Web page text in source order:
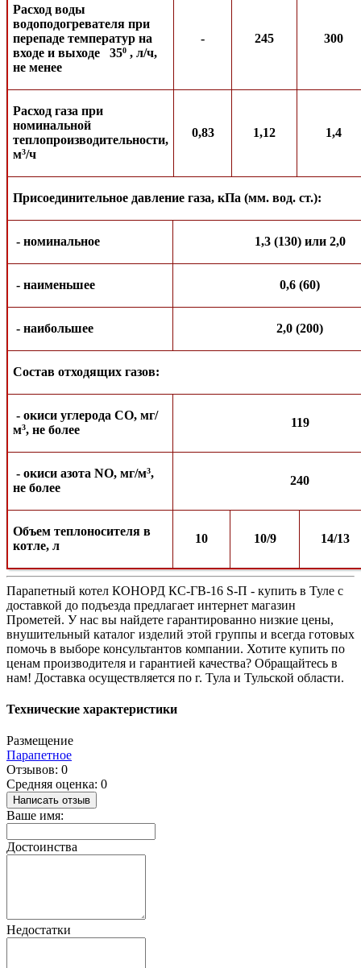
Расход воды
водоподогревателя при
перепаде температур на
входе и выходе 350 , л/ч,
не менее
- 245 300
Расход газа при
номинальной
теплопроизводительности,
м3/ч
0,83 1,12 1,4
Присоединительное давление газа, кПа (мм. вод. ст.):
- номинальное 1,3 (130) или 2,0
- наименьшее 0,6 (60)
- наибольшее 2,0 (200)
Состав отходящих газов:
- окиси углерода СО, мг/
м3, не более
119
- окиси азота NO, мг/м3,
не более
240
Объем теплоносителя в
котле, л
10 10/9 14/13
Парапетный котел КОНОРД КС-ГВ-16 S-П - купить в Туле с
доставкой до подъезда предлагает интернет магазин
Прометей. У нас вы найдете гарантированно низкие цены,
внушительный каталог изделий этой группы и всегда готовых
помочь в выборе консультантов компании. Хотите купить по
ценам производителя и гарантией качества? Обращайтесь в
нам! Доставка осуществляется по г. Тула и Тульской области.
Технические характеристики
Размещение
Парапетное
Отзывов: 0
Средняя оценка: 0
Написать отзыв
Ваше имя:
Достоинства
Недостатки